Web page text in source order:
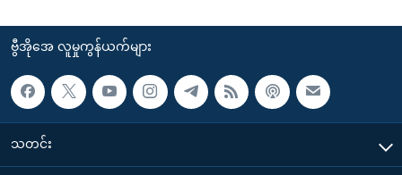
ဗွီအိုအေ လူမှုကွန်ယက်များ
သတင်း